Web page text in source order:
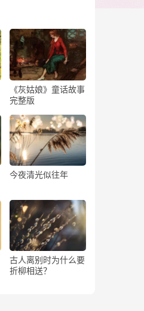
《灰姑娘》童话故事
完整版
今夜清光似往年
古人离别时为什么要
折柳相送？